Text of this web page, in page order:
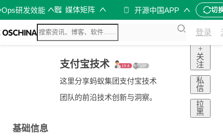
研发效能 媒体矩阵 开源中国APP 切
登录
支付宝技术
这里分享蚂蚁集团支付宝技术
团队的前沿技术创新与洞察。
+
关
注
私
信
拉
黑
基础信息